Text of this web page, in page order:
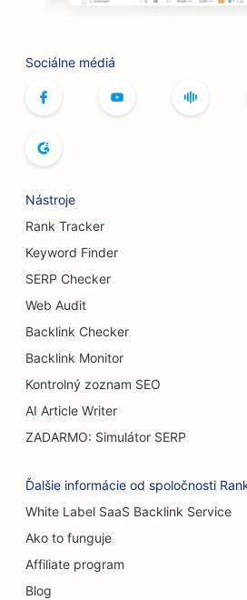
SEO pre bowlingové dráhy
SEO pre kaviarne so stolnými
SEO pre pivovary
SEO pre služby zväčšenia
SEO pre bufetové reštaurácie
SEO pre popáleninových
SEO pre kaviarne
SEO pre reštaurácie s
SEO pre cukrárne
SEO pre predajcov áut
Sociálne médiá
Nástroje
Rank Tracker
Keyword Finder
SERP Checker
Web Audit
Backlink Checker
Backlink Monitor
Kontrolný zoznam SEO
AI Article Writer
ZADARMO: Simulátor SERP
Ďalšie informácie od spoločnosti
White Label SaaS Backlink Service
Ako to funguje
Affiliate program
Blog